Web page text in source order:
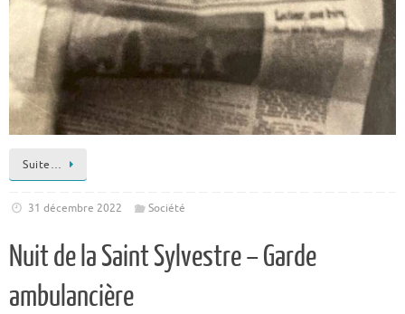
Suite…
31 décembre 2022 Société
Nuit de la Saint Sylvestre – Garde
ambulancière